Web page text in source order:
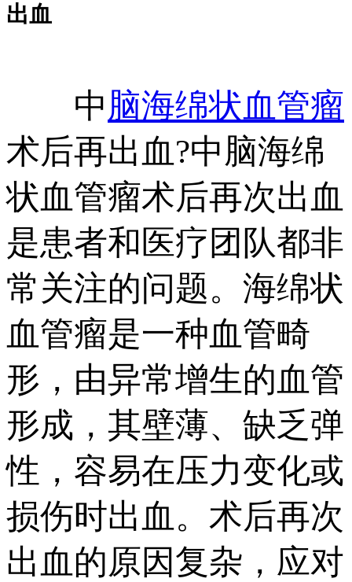
出血
中脑海绵状血管瘤
术后再出血?中脑海绵
状血管瘤术后再次出血
是患者和医疗团队都非
常关注的问题。海绵状
血管瘤是一种血管畸
形，由异常增生的血管
形成，其壁薄、缺乏弹
性，容易在压力变化或
损伤时出血。术后再次
出血的原因复杂，应对